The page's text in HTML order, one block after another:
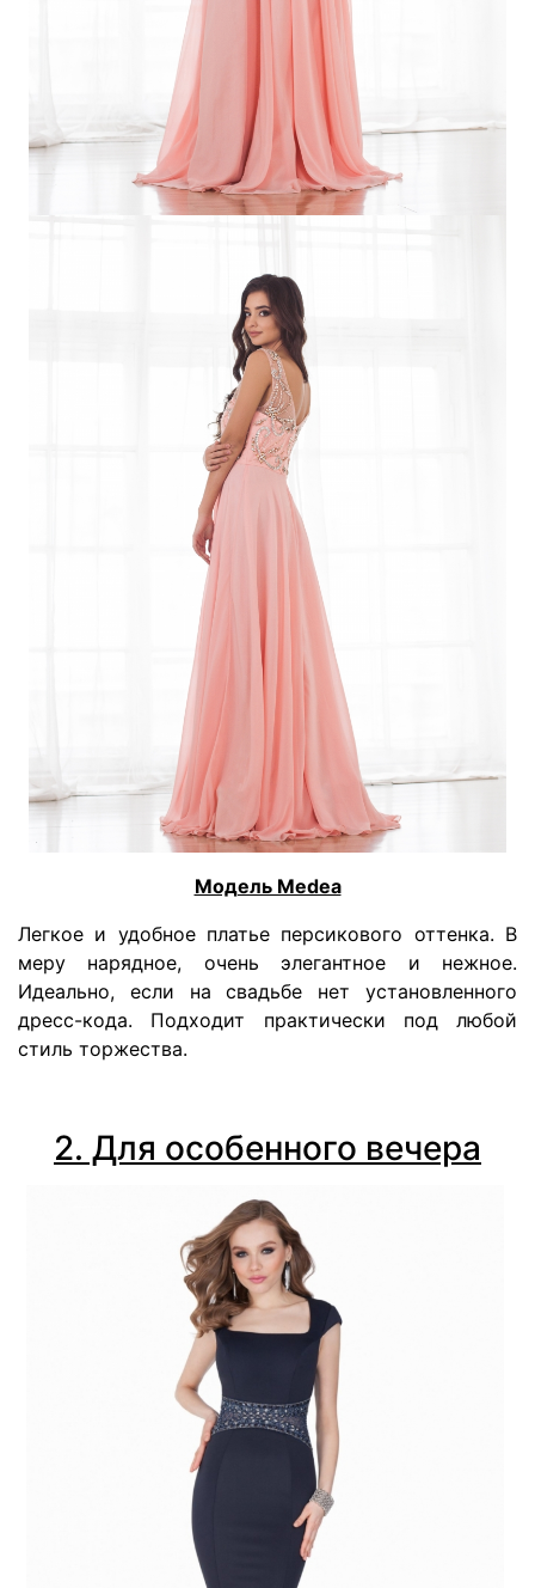
Модель Medea
Легкое и удобное платье персикового оттенка. В
меру нарядное, очень элегантное и нежное.
Идеально, если на свадьбе нет установленного
дресс-кода. Подходит практически под любой
стиль торжества.
2. Для особенного вечера